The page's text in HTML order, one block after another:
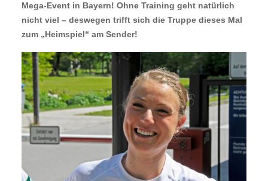
Mega-Event in Bayern! Ohne Training geht natürlich
nicht viel – deswegen trifft sich die Truppe dieses Mal
zum „Heimspiel“ am Sender!